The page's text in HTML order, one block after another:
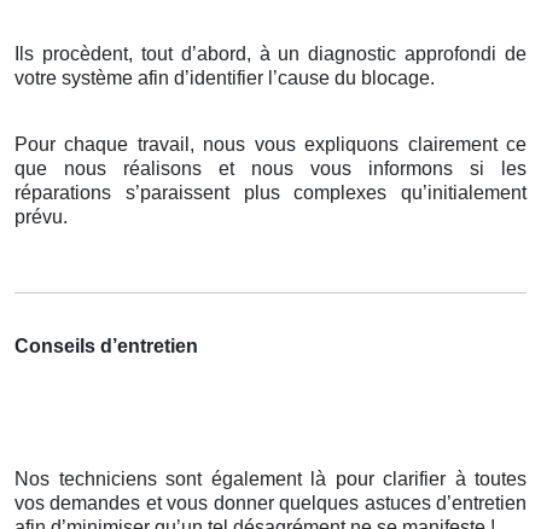
Ils procèdent, tout d’abord, à un diagnostic approfondi de
votre système afin d’identifier l’cause du blocage.
Pour chaque travail, nous vous expliquons clairement ce
que nous réalisons et nous vous informons si les
réparations s’paraissent plus complexes qu’initialement
prévu.
Conseils d’entretien
Nos techniciens sont également là pour clarifier à toutes
vos demandes et vous donner quelques astuces d’entretien